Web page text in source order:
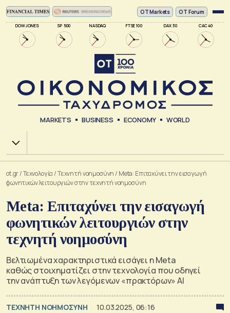
DOW JONES SP 500 NASDAQ FTSE 100 DAX 30 CAC 40
ΟΤ Markets OT Forum
MARKETS BUSINESS ECONOMY WORLD
Χ.Α.
ot.gr/Τεχνολογία /Tεχνητή νοημοσύνη / Meta: Επιταχύνει την εισαγωγή
φωνητικών λειτουργιών στην τεχνητή νοημοσύνη
Meta: Επιταχύνει την εισαγωγή
φωνητικών λειτουργιών στην
τεχνητή νοημοσύνη
Βελτιωμένα χαρακτηριστικά εισάγει η Meta
καθώς στοιχηματίζει στην τεχνολογία που οδηγεί
την ανάπτυξη των λεγόμενων «πρακτόρων» AI
TΕΧΝΗΤΗ ΝΟΗΜΟΣΥΝΗ 10.03.2025, 06:16